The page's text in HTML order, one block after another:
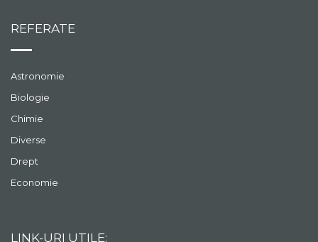
REFERATE
Astronomie
Biologie
Chimie
Diverse
Drept
Economie
LINK-URI UTILE: